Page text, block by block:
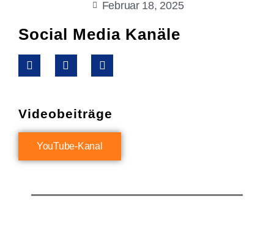
Februar 18, 2025
Social Media Kanäle
Videobeiträge
YouTube-Kanal